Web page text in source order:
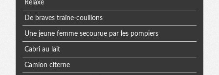
Relaxe
De braves traîne-couillons
Une jeune femme secourue par les pompiers
Cabri au lait
Camion citerne